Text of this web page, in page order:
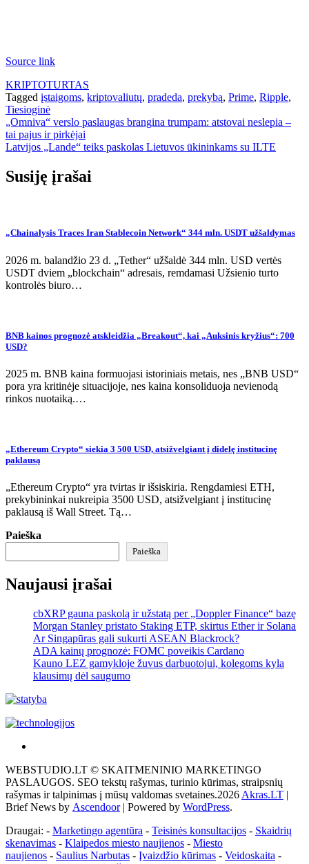
Source link
KRIPTOTURTAS
Tagged įstaigoms, kriptovaliutų, pradeda, prekybą, Prime, Ripple,
Tiesioginė
Navigacija
tarp
„Omniva“ verslo paslaugas brangina trumpam: atstovai neslepia –
tai pajus ir pirkėjai
Latvijos „Lande“ teiks paskolas Lietuvos ūkininkams su ILTE
Susiję įrašai
„Chainalysis Traces Iran Stablecoin Network“ 344 mln. USDT užšaldymas
2026 m. balandžio 23 d. „Tether“ užšaldė 344 mln. USD vertės
USDT dviem „blockchain“ adresais, remdamasi Užsienio turto
kontrolės biuro…
BNB kainos prognozė atskleidžia „Breakout“, kai „Auksinis kryžius“: 700
USD?
2025 m. BNB kaina formuojasi istoriniais metais, nes „BNB USD“
pora yra kritinėje situacijoje, nes kaina konsoliduoja nevienodą
rinkos nuotaiką.…
„Ethereum Crypto“ siekia 3 500 USD, atsižvelgiant į didelę institucinę
paklausą
„Ethereum Crypto“ yra tvirtas ir išsiskiria. Rengdamiesi ETH,
prekybininkai nukreipia 3500 USD, atsižvelgiant į institucinę
paklausą iš Wall Street. Tą…
Paieška
Paieška
Naujausi įrašai
cbXRP gauna paskolą ir užstatą per „Doppler Finance“ bazę
Morgan Stanley pristato Staking ETP, skirtus Ether ir Solana
Ar Singapūras gali sukurti ASEAN Blackrock?
ADA kainų prognozė: FOMC poveikis Cardano
Kauno LEZ gamykloje žuvus darbuotojui, kolegoms kyla
klausimų dėl saugumo
tai
žemės
ploto
matavimo
Pagrindinis
WEBSTUDIO.LT © SKAITMENINIO MARKETINGO
PASLAUGOS. SEO tekstų rašymas, turinio kūrimas, straipsnių
rašymas ir talpinimas į mūsų valdomas svetaines.2026 Akras.LT |
Brief News by Ascendoor| Powered by WordPress.
Draugai: - Marketingo agentūra - Teisinės konsultacijos - Skaidrių
skenavimas - Klaipedos miesto naujienos - Miesto
naujienos - Saulius Narbutas - Įvaizdžio kūrimas - Veidoskaita -